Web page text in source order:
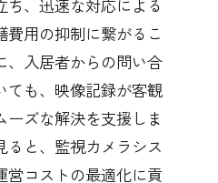
ち、迅速な対応による
用の抑制に繋がるこ
、入居者からの問い合
ても、映像記録が客観
ーズな解決を支援しま
と、監視カメラシス
営コストの最適化に貢